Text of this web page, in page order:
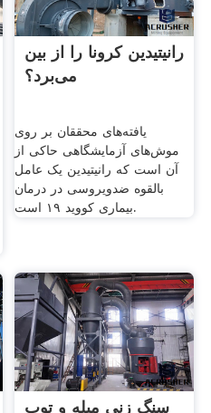
رانیتیدین کرونا را از بین
می‌برد؟
یافته‌های محققان بر روی
موش‌های آزمایشگاهی حاکی از
آن است که رانیتیدین یک عامل
بالقوه ضدویروسی در درمان
بیماری کووید ۱۹ است.
سنگ زنی میله و توپ